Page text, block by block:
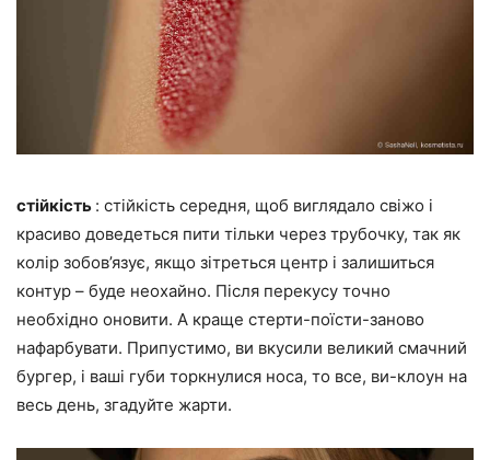
стійкість : стійкість середня, щоб виглядало свіжо і
красиво доведеться пити тільки через трубочку, так як
колір зобов’язує, якщо зітреться центр і залишиться
контур – буде неохайно. Після перекусу точно
необхідно оновити. А краще стерти-поїсти-заново
нафарбувати. Припустимо, ви вкусили великий смачний
бургер, і ваші губи торкнулися носа, то все, ви-клоун на
весь день, згадуйте жарти.